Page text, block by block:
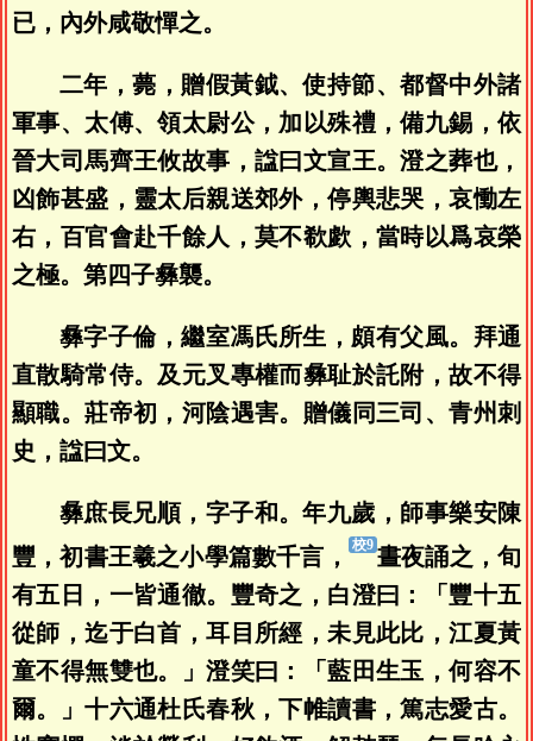
已，內外咸敬憚之。
二年，薨，贈假黃鉞、使持節、都督中外諸
軍事、太傅、領太尉公，加以殊禮，備九錫，依
晉大司馬齊王攸故事，諡曰文宣王。澄之葬也，
凶飾甚盛，靈太后親送郊外，停輿悲哭，哀慟左
右，百官會赴千餘人，莫不欷歔，當時以爲哀榮
之極。第四子彝襲。
彝字子倫，繼室馮氏所生，頗有父風。拜通
直散騎常侍。及元叉專權而彝耻於託附，故不得
顯職。莊帝初，河陰遇害。贈儀同三司、青州刺
史，諡曰文。
彝庶長兄順，字子和。年九歲，師事樂安陳
豐，初書王羲之小學篇數千言，
晝夜誦之，旬
有五日，一皆通徹。豐奇之，白澄曰：「豐十五
從師，迄于白首，耳目所經，未見此比，江夏黃
童不得無雙也。」澄笑曰：「藍田生玉，何容不
爾。」十六通杜氏春秋，下帷讀書，篤志愛古。